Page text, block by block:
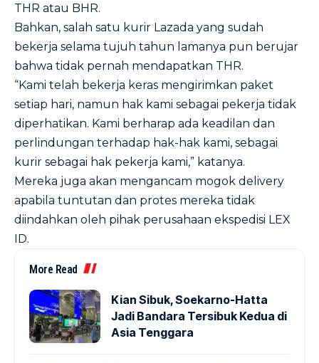
THR atau BHR.
Bahkan, salah satu kurir Lazada yang sudah
bekerja selama tujuh tahun lamanya pun berujar
bahwa tidak pernah mendapatkan THR.
“Kami telah bekerja keras mengirimkan paket
setiap hari, namun hak kami sebagai pekerja tidak
diperhatikan. Kami berharap ada keadilan dan
perlindungan terhadap hak-hak kami, sebagai
kurir sebagai hak pekerja kami,” katanya.
Mereka juga akan mengancam mogok delivery
apabila tuntutan dan protes mereka tidak
diindahkan oleh pihak perusahaan ekspedisi LEX
ID.
More Read
Kian Sibuk, Soekarno-Hatta
Jadi Bandara Tersibuk Kedua di
Asia Tenggara